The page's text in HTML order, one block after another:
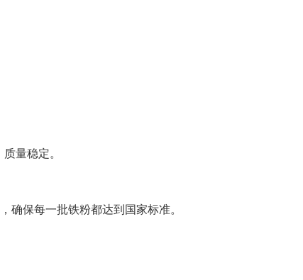
量稳定。
确保每一批铁粉都达到国家标准。